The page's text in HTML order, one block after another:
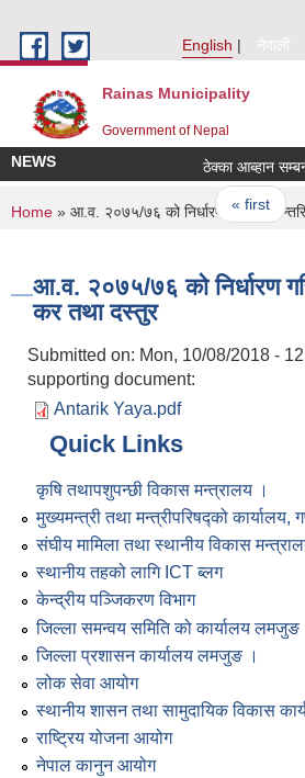
English
नेपाली
Rainas Municipality
Government of Nepal
NEWS ठेक्का आब्हान
Pages
« first
You are here
Home » आ.व. २०७५/७६ को निर्धारण गरिएका
आ.व. २०७५/७६ को निर्धारण
कर तथा दस्तुर
Submitted on: Mon, 10/08/2018 -
supporting document:
Antarik Yaya.pdf
Quick Links
कृषि तथापशुपन्छी विकास मन्त्रालय ।
मुख्यमन्त्री तथा मन्त्रीपरिषद्को कार्यालय,
संघीय मामिला तथा स्थानीय विकास
स्थानीय तहको लागि ICT ब्लग
केन्द्रीय पञ्जिकरण विभाग
जिल्ला समन्वय समिति को कार्यालय लमजुङ
जिल्ला प्रशासन कार्यालय लमजुङ ।
लोक सेवा आयोग
स्थानीय शासन तथा सामुदायिक विकास
राष्ट्रिय योजना आयोग
नेपाल कानुन आयोग